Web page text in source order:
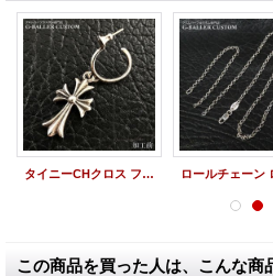
タイニーCHクロス フープイヤリング 歪み修理
この商品を買った人は、こんな商